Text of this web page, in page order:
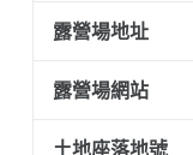
露營場地址
露營場網站
土地座落地號